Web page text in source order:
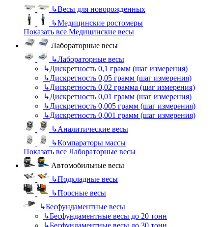
↳Весы для новорожденных
↳Медицинские ростомеры
Показать все Медицинские весы
Лабораторные весы
↳Лабораторные весы
↳Дискретность 0,1 грамм (шаг измерения)
↳Дискретность 0,05 грамм (шаг измерения)
↳Дискретность 0,02 грамма (шаг измерения)
↳Дискретность 0,01 грамм (шаг измерения)
↳Дискретность 0,005 грамм (шаг измерения)
↳Дискретность 0,001 грамм (шаг измерения)
↳Аналитические весы
↳Компараторы массы
Показать все Лабораторные весы
Автомобильные весы
↳Подкладные весы
↳Поосные весы
↳Бесфундаментные весы
↳Бесфундаментные весы до 20 тонн
↳Бесфундаментные весы до 30 тонн